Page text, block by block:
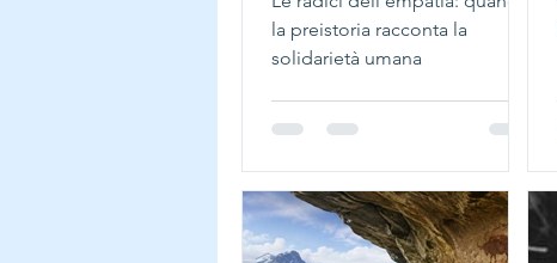
racconta
la
solidarietà
umana
la preistoria racconta la
solidarietà umana